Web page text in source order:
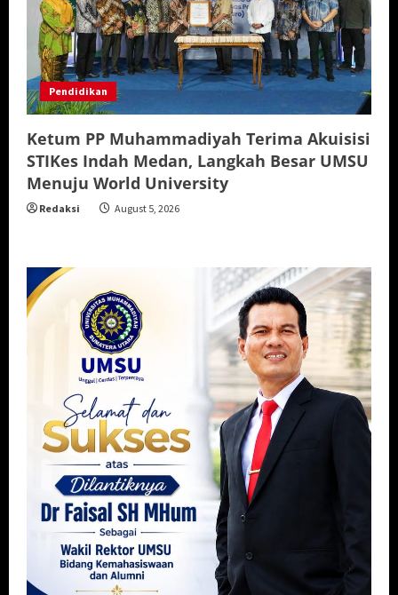
Pendidikan
Ketum PP Muhammadiyah Terima Akuisisi
STIKes Indah Medan, Langkah Besar UMSU
Menuju World University
Redaksi August 5, 2026